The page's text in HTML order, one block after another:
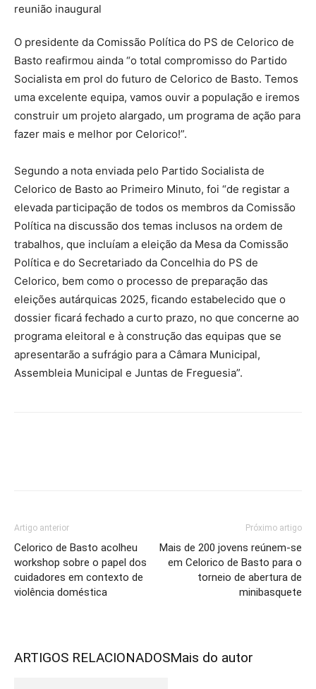
O presidente da Comissão Política do PS de Celorico de
Basto reafirmou ainda “o total compromisso do Partido
Socialista em prol do futuro de Celorico de Basto. Temos
uma excelente equipa, vamos ouvir a população e iremos
construir um projeto alargado, um programa de ação para
fazer mais e melhor por Celorico!”.
Segundo a nota enviada pelo Partido Socialista de
Celorico de Basto ao Primeiro Minuto, foi “de registar a
elevada participação de todos os membros da Comissão
Política na discussão dos temas inclusos na ordem de
trabalhos, que incluíam a eleição da Mesa da Comissão
Política e do Secretariado da Concelhia do PS de
Celorico, bem como o processo de preparação das
eleições autárquicas 2025, ficando estabelecido que o
dossier ficará fechado a curto prazo, no que concerne ao
programa eleitoral e à construção das equipas que se
apresentarão a sufrágio para a Câmara Municipal,
Assembleia Municipal e Juntas de Freguesia”.
Artigo anterior
Celorico de Basto acolheu
workshop sobre o papel dos
cuidadores em contexto de
violência doméstica
Próximo artigo
Mais de 200 jovens reúnem-se
em Celorico de Basto para o
torneio de abertura de
minibasquete
ARTIGOS RELACIONADOSMais do autor